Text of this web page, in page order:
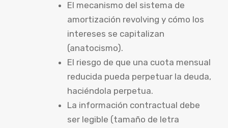
El mecanismo del sistema de
amortización revolving y cómo los
intereses se capitalizan
(anatocismo).
El riesgo de que una cuota mensual
reducida pueda perpetuar la deuda,
haciéndola perpetua.
La información contractual debe
ser legible (tamaño de letra